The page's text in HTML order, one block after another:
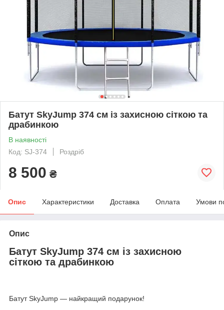
Батут SkyJump 374 см із захисною сіткою та
драбинкою
В наявності
Код: SJ-374
Роздріб
8 500 ₴
Опис Характеристики Доставка Оплата Умови
Опис
Батут SkyJump 374 см із захисною
сіткою та драбинкою
Батут SkyJump — найкращий подарунок!